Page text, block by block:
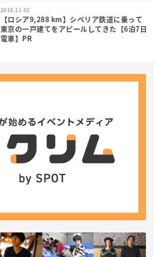
2018.11.02
【ロシア9,288 km】シベリア鉄道に乗って
東京の一戸建てをアピールしてきた【6泊7日
電車】PR